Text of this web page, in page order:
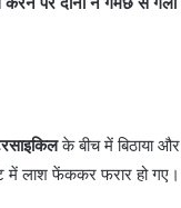
के बीच में बिठाया और
में लाश फेंककर फरार हो गए।